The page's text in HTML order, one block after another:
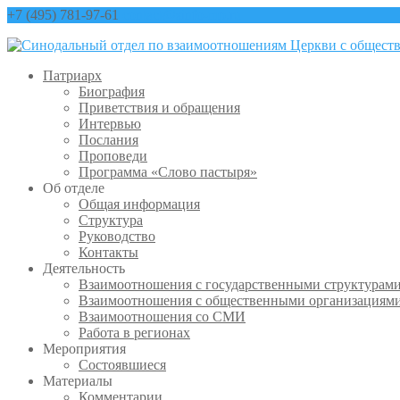
+7 (495) 781-97-61
Патриарх
Биография
Приветствия и обращения
Интервью
Послания
Проповеди
Программа «Слово пастыря»
Об отделе
Общая информация
Структура
Руководство
Контакты
Деятельность
Взаимоотношения с государственными
Взаимоотношения с общественными
Взаимоотношения со СМИ
Работа в регионах
Мероприятия
Состоявшиеся
Материалы
Комментарии